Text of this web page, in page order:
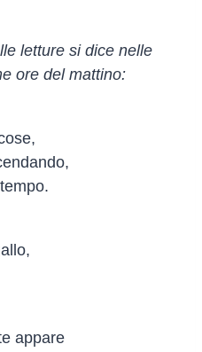
letture si dice nelle
ore del mattino:
appare